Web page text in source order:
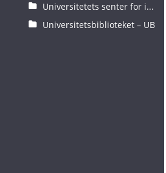
Universitetets senter for i...
Universitetsbiblioteket – UB